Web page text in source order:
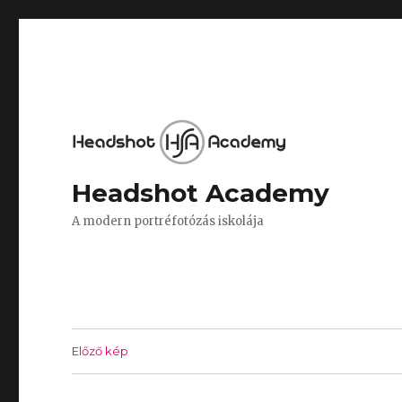
Headshot Academy
A modern portréfotózás iskolája
Előző kép